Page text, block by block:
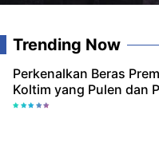
Trending Now
Perkenalkan Beras
Koltim yang Pulen dan